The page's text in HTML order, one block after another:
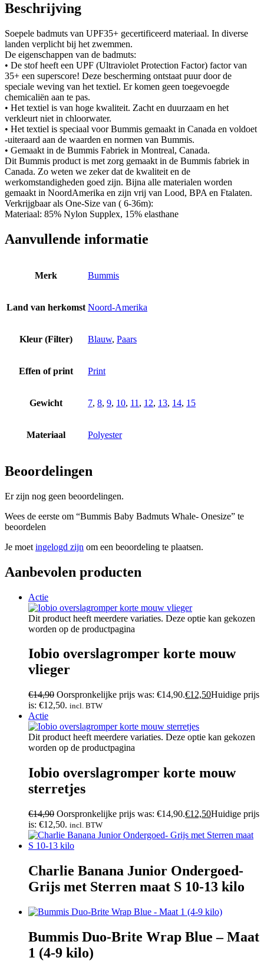
Beschrijving
Soepele badmuts van UPF35+ gecertificeerd materiaal. In diverse
landen verplicht bij het zwemmen.
De eigenschappen van de badmuts:
• De stof heeft een UPF (Ultraviolet Protection Factor) factor van
35+ een superscore! Deze bescherming ontstaat puur door de
speciale weving van het textiel. Er komen geen toegevoegde
chemicaliën aan te pas.
• Het textiel is van hoge kwaliteit. Zacht en duurzaam en het
verkleurt niet in chloorwater.
• Het textiel is speciaal voor Bummis gemaakt in Canada en voldoet
-uiteraard aan de waarden en normen van Bummis.
• Gemaakt in de Bummis Fabriek in Montreal, Canada.
Dit Bummis product is met zorg gemaakt in de Bummis fabriek in
Canada. Zo weten we zeker dat de kwaliteit en de
werkomstandigheden goed zijn. Bijna alle materialen worden
gemaakt in NoordAmerika en zijn vrij van Lood, BPA en Ftalaten.
Verkrijgbaar als One-Size van ( 6-36m):
Materiaal: 85% Nylon Supplex, 15% elasthane
Aanvullende informatie
Merk Bummis
Land van herkomst Noord-Amerika
Kleur (Filter) Blauw, Paars
Effen of print Print
Gewicht 7, 8, 9, 10, 11 , 12, 13, 14, 15
Materiaal Polyester
Beoordelingen
Er zijn nog geen beoordelingen.
Wees de eerste om “Bummis Baby Badmuts Whale- Onesize” te
beoordelen
Je moet ingelogd zijn om een beoordeling te plaatsen.
Aanbevolen producten
Actie
Dit product heeft meerdere variaties. Deze optie kan gekozen
worden op de productpagina
Iobio overslagromper korte mouw
vlieger
€14,90 Oorspronkelijke prijs was: €14,90.€12,50Huidige prijs
is: €12,50. incl. BTW
Actie
Dit product heeft meerdere variaties. Deze optie kan gekozen
worden op de productpagina
Iobio overslagromper korte mouw
sterretjes
€14,90 Oorspronkelijke prijs was: €14,90.€12,50Huidige prijs
is: €12,50. incl. BTW
Charlie Banana Junior Ondergoed-
Grijs met Sterren maat S 10-13 kilo
Bummis Duo-Brite Wrap Blue – Maat
1 (4-9 kilo)